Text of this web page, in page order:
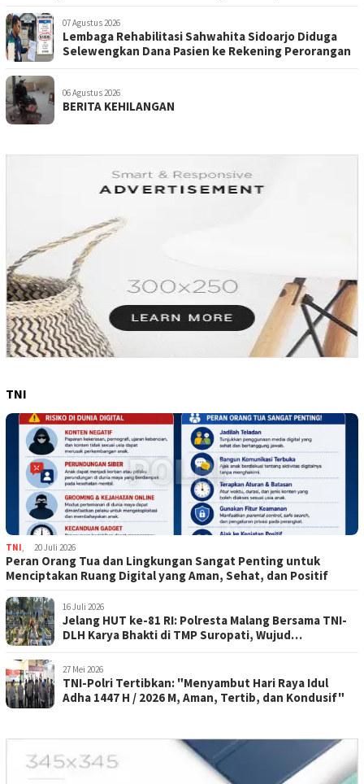
07 Agustus 2026
Lembaga Rehabilitasi Sahwahita Sidoarjo Diduga
Selewengkan Dana Pasien ke Rekening Perorangan
06 Agustus 2026
BERITA KEHILANGAN
TNI
TNI 20 Juli 2026
Peran Orang Tua dan Lingkungan Sangat Penting untuk
Menciptakan Ruang Digital yang Aman, Sehat, dan Positif
16 Juli 2026
Jelang HUT ke-81 RI: Polresta Malang Bersama TNI-
DLH Karya Bhakti di TMP Suropati, Wujud
27 Mei 2026
TNI-Polri Tertibkan: "Menyambut Hari Raya Idul
Adha 1447 H / 2026 M, Aman, Tertib, dan Kondusif"